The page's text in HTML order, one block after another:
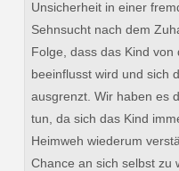
Unsicherheit in einer
Sehnsucht nach dem
Folge, dass das Kind
beeinflusst wird und sich
ausgrenzt. Wir haben es
tun, da sich das Kind
Heimweh wiederum
Chance an sich selbst zu